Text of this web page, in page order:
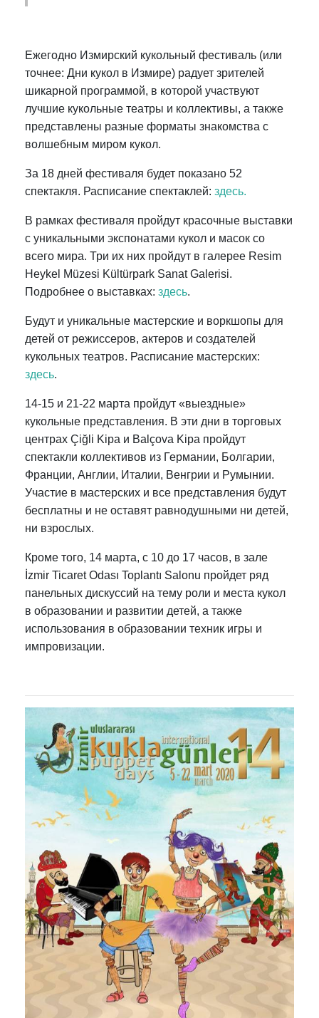
Ежегодно Измирский кукольный фестиваль (или
точнее: Дни кукол в Измире) радует зрителей
шикарной программой, в которой участвуют
лучшие кукольные театры и коллективы, а также
представлены разные форматы знакомства с
волшебным миром кукол.
За 18 дней фестиваля будет показано 52
спектакля. Расписание спектаклей: здесь.
В рамках фестиваля пройдут красочные выставки
с уникальными экспонатами кукол и масок со
всего мира. Три их них пройдут в галерее Resim
Heykel Müzesi Kültürpark Sanat Galerisi.
Подробнее о выставках: здесь.
Будут и уникальные мастерские и воркшопы для
детей от режиссеров, актеров и создателей
кукольных театров. Расписание мастерских:
здесь.
14-15 и 21-22 марта пройдут «выездные»
кукольные представления. В эти дни в торговых
центрах Çiğli Kipa и Balçova Kipa пройдут
спектакли коллективов из Германии, Болгарии,
Франции, Англии, Италии, Венгрии и Румынии.
Участие в мастерских и все представления будут
бесплатны и не оставят равнодушными ни детей,
ни взрослых.
Кроме того, 14 марта, с 10 до 17 часов, в зале
İzmir Ticaret Odası Toplantı Salonu пройдет ряд
панельных дискуссий на тему роли и места кукол
в образовании и развитии детей, а также
использования в образовании техник игры и
импровизации.